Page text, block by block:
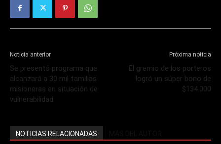
Noticia anterior
Se presentó programa que
alcanzará a 30 mil familias
misioneras en situación de
vulnerabilidad
Próxima noticia
El gremio de los porteros
logró un súper bono de
$134.000
NOTICIAS RELACIONADAS